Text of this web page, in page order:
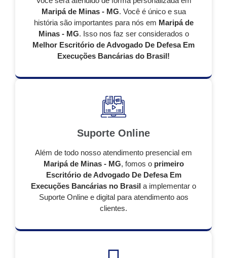
Maripá de Minas - MG. Você é único e sua
história são importantes para nós em Maripá de
Minas - MG. Isso nos faz ser considerados o
Melhor Escritório de Advogado De Defesa Em
Execuções Bancárias do Brasil!
Suporte Online
Além de todo nosso atendimento presencial em
Maripá de Minas - MG, fomos o primeiro
Escritório de Advogado De Defesa Em
Execuções Bancárias no Brasil a implementar o
Suporte Online e digital para atendimento aos
clientes.